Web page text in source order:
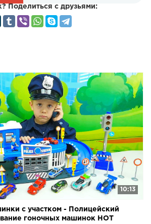
Поделиться с друзьями:
10:13
с участком - Полицейский
гоночных машинок HOT